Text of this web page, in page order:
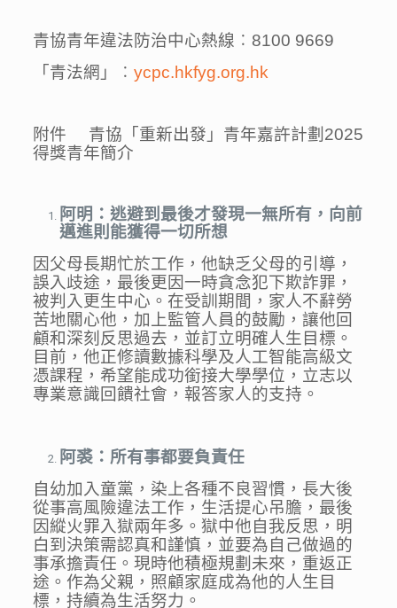
青協青年違法防治中心熱線︰8100 9669
「青法網」︰ycpc.hkfyg.org.hk
附件 青協「重新出發」青年嘉許計劃2025
得獎青年簡介
阿明：逃避到最後才發現一無所有，向前
邁進則能獲得一切所想
因父母⾧期忙於工作，他缺乏父母的引導，
誤入歧途，最後更因一時貪念犯下欺詐罪，
被判入更生中心。在受訓期間，家人不辭勞
苦地關心他，加上監管人員的鼓勵，讓他回
顧和深刻反思過去，並訂立明確人生目標。
目前，他正修讀數據科學及人工智能高級文
憑課程，希望能成功銜接大學學位，立志以
專業意識回饋社會，報答家人的支持。
阿裘：所有事都要負責任
自幼加入童黨，染上各種不良習慣，長大後
從事高風險違法工作，生活提心吊膽，最後
因縱火罪入獄兩年多。獄中他自我反思，明
白到決策需認真和謹慎，並要為自己做過的
事承擔責任。現時他積極規劃未來，重返正
途。作為父親，照顧家庭成為他的人生目
標，持續為生活努力。